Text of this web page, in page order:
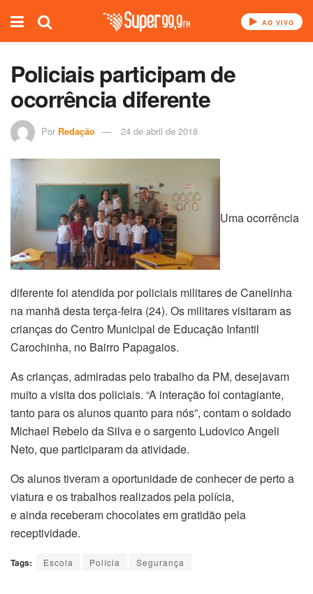
AO VIVO
Policiais participam de
ocorrência diferente
Por Redação 24 de abril de 2018
Uma ocorrência
diferente foi atendida por policiais militares de Canelinha
na manhã desta terça-feira (24). Os militares visitaram as
crianças do Centro Municipal de Educação Infantil
Carochinha, no Bairro Papagaios.
As crianças, admiradas pelo trabalho da PM, desejavam
muito a visita dos policiais. “A interação foi contagiante,
tanto para os alunos quanto para nós”, contam o soldado
Michael Rebelo da Silva e o sargento Ludovico Angeli
Neto, que participaram da atividade.
Os alunos tiveram a oportunidade de conhecer de perto a
viatura e os trabalhos realizados pela polícia,
e ainda receberam chocolates em gratidão pela
receptividade.
Tags: Escola Polícia Segurança